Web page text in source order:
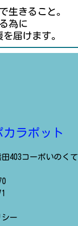
生きること。
為に
届けます。
ラポット
403コーポいのくて
ー